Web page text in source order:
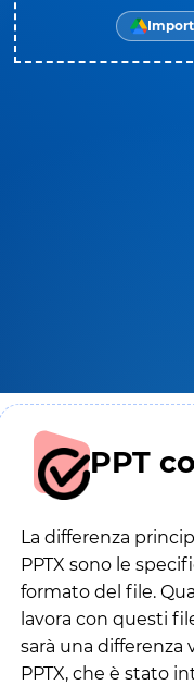
PPT
La differenza
PPTX sono le
formato del file.
lavora con questi
sarà una differenza
PPTX, che è stato